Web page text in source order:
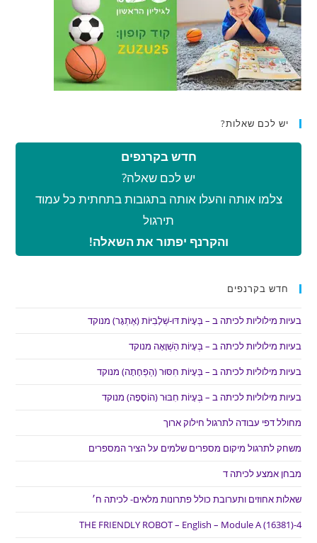
יש לכם שאלות?
חדש בקרנפים
יש לכם שאלה?
צלמו אותה והעלו אותה בתגובות בתחתית כל עמוד
תירגול
והקרנף יפתור את השאלה!
חדש בקרנפים
בעיות מילוליות לכיתה ב – בְּעָיוֹת דּוּ-שְׁלָבִיּוֹת (אֶתְגָּר) מנוקד
בעיות מילוליות לכיתה ב – בְּעָיוֹת הַשְׁוָאָה מנוקד
בעיות מילוליות לכיתה ב – בְּעָיוֹת חִסּוּר (הַפְחָתָה) מנוקד
בעיות מילוליות לכיתה ב – בְּעָיוֹת חִבּוּר (הוֹסָפָה) מנוקד
מחולל דפי עבודה לתרגול חילוק ארוך
משחק לתרגול מיקום מספרים שלמים על הציר המספרים
מבחן אמצע לכיתה ד
שאלות אחוזים ותערובת כולל פתרונות מלאים- לכיתה ח׳
THE FRIENDLY ROBOT – English – Module A (16381)-4